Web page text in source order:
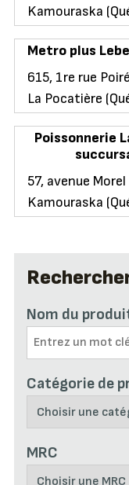
Nom du
Catégorie de
MRC
Kamouraska
Metro plus
615, 1re rue Poiré
La Pocatière
Poissonnerie
57, avenue Morel
Kamouraska